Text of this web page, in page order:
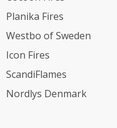
Planika Fires
Westbo of Sweden
Icon Fires
ScandiFlames
Nordlys Denmark